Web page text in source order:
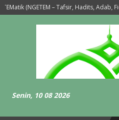
(NGETEM – Tafsir, Hadits, Adab,
Senin, 10 08 2026